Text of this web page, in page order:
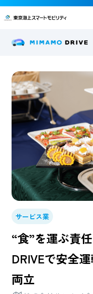
サービス業
“食”を運ぶ責
DRIVEで安全
両立